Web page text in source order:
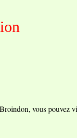
vous pouvez